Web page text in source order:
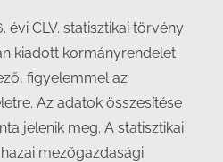
évi CLV. statisztikai törvény
kiadott kormányrendelet
figyelemmel az
Az adatok összesítése
jelenik meg. A statisztikai
mezőgazdasági